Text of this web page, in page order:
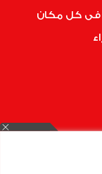
فى كل مكان